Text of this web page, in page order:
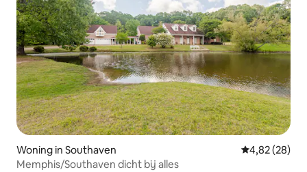
Woning in Southaven Gemiddelde
4,82 (28)
Memphis/Southaven dicht bij alles